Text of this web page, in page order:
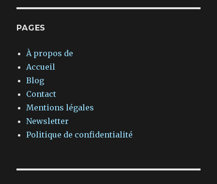
PAGES
À propos de
Accueil
Blog
Contact
Mentions légales
Newsletter
Politique de confidentialité